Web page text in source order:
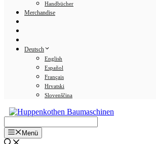
Handbücher
Merchandise
Deutsch
English
Español
Français
Hrvatski
Slovenščina
Menü